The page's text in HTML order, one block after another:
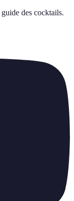
guide des cocktails.